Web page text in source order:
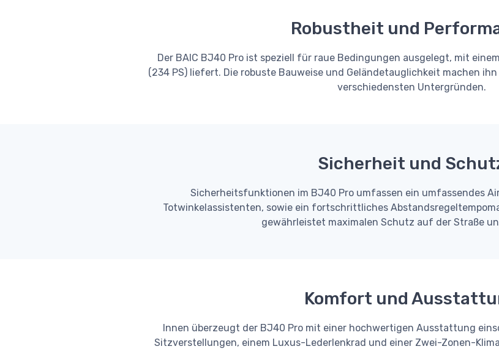
Robustheit und
Der BAIC BJ40 Pro ist speziell für raue Bedingungen ausgelegt, mit
(234 PS) liefert. Die robuste Bauweise und Geländetauglichkeit machen
verschiedensten Untergründen.
Sicherheit und
Sicherheitsfunktionen im BJ40 Pro umfassen ein umfassendes
Totwinkelassistenten, sowie ein fortschrittliches
gewährleistet maximalen Schutz auf der Straße
Komfort und
Innen überzeugt der BJ40 Pro mit einer hochwertigen Ausstattung
Sitzverstellungen, einem Luxus-Lederlenkrad und einer Zwei-Zonen-